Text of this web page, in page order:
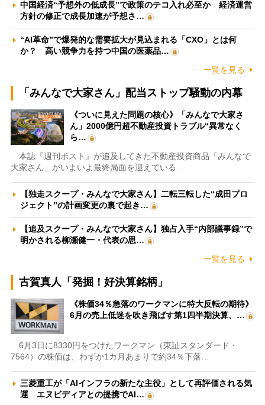
中国経済“予想外の低成長”で政策のテコ入れ必至か 経済運営
方針の修正で成長加速が予想さ…
“AI革命”で爆発的な需要拡大が見込まれる「CXO」とは何
か？ 高い競争力を持つ中国の医薬品…
一覧を見る
「みんなで大家さん」配当ストップ騒動の内幕
《ついに見えた問題の核心》「みんなで大家さ
ん」2000億円超不動産投資トラブル“異常なく
ら…
本誌『週刊ポスト』が追及してきた不動産投資商品「みんなで
大家さん」がいよいよ最終局面を迎えている…
【独走スクープ・みんなで大家さん】二転三転した“成田プロ
ジェクト”の計画変更の裏で起き…
【追及スクープ・みんなで大家さん】独占入手“内部議事録”で
明かされる柳瀬健一・代表の思…
一覧を見る
古賀真人「発掘！好決算銘柄」
《株価34％急落のワークマンに特大反転の期待》
6月の売上低迷を吹き飛ばす第1四半期決算、…
6月3日に8330円をつけたワークマン（東証スタンダード・
7564）の株価は、わずか1カ月あまりで約34％下落…
三菱重工が「AIインフラの新たな主役」として再評価される気
運 エヌビディアとの提携でAI…